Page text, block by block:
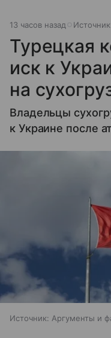
13 часов назад
Турецкая
иск к
на
Владельцы
к Украине после
Источник: Аргументы и